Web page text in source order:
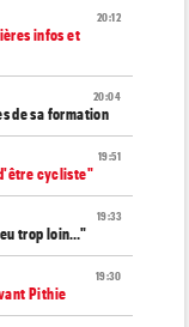
20:12
infos et
20:04
de sa formation
19:51
cycliste"
19:33
trop loin…"
19:30
Pithie